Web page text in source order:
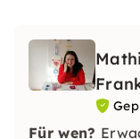
Für wen?